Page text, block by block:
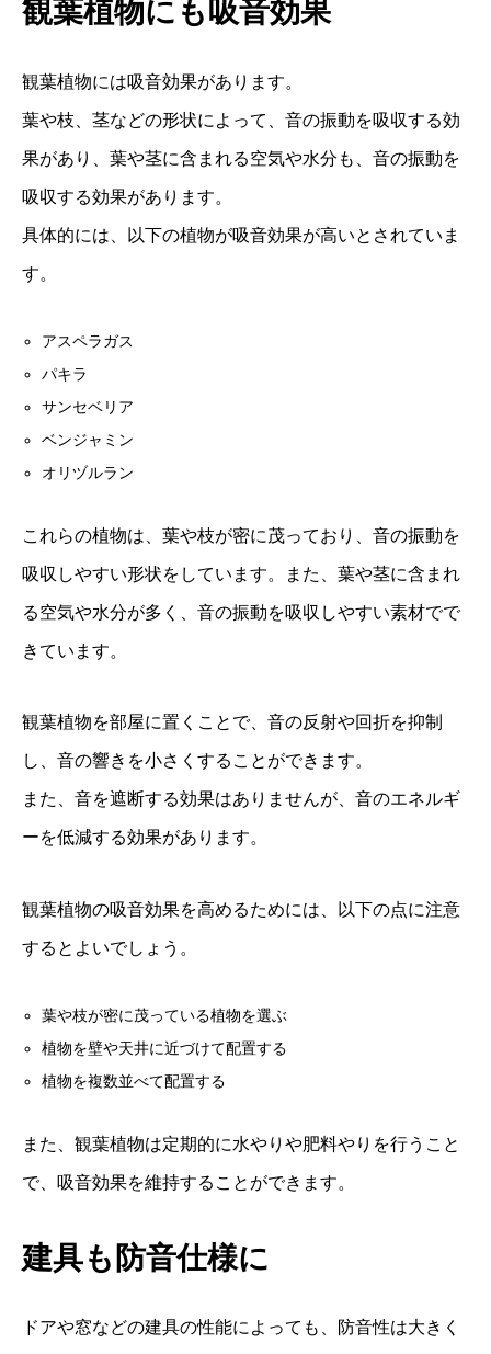
観葉植物にも吸音効果
観葉植物には吸音効果があります。
葉や枝、茎などの形状によって、音の振動を吸収する効
果があり、葉や茎に含まれる空気や水分も、音の振動を
吸収する効果があります。
具体的には、以下の植物が吸音効果が高いとされていま
す。
アスペラガス
パキラ
サンセベリア
ベンジャミン
オリヅルラン
これらの植物は、葉や枝が密に茂っており、音の振動を
吸収しやすい形状をしています。また、葉や茎に含まれ
る空気や水分が多く、音の振動を吸収しやすい素材でで
きています。
観葉植物を部屋に置くことで、音の反射や回折を抑制
し、音の響きを小さくすることができます。
また、音を遮断する効果はありませんが、音のエネルギ
ーを低減する効果があります。
観葉植物の吸音効果を高めるためには、以下の点に注意
するとよいでしょう。
葉や枝が密に茂っている植物を選ぶ
植物を壁や天井に近づけて配置する
植物を複数並べて配置する
また、観葉植物は定期的に水やりや肥料やりを行うこと
で、吸音効果を維持することができます。
建具も防音仕様に
ドアや窓などの建具の性能によっても、防音性は大きく